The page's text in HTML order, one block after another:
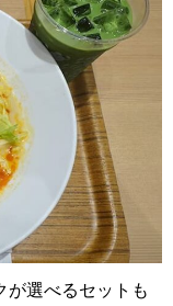
が選べるセットも